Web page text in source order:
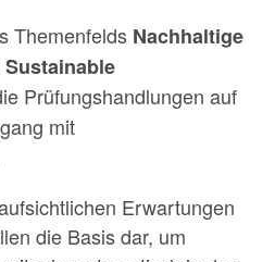
Themenfelds Nachhaltige
Prüfungshandlungen auf
mit
Erwartun­gen
die Basis dar, um